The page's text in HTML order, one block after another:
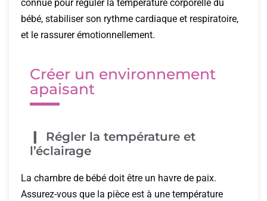
connue pour réguler la température corporelle du
bébé, stabiliser son rythme cardiaque et respiratoire,
et le rassurer émotionnellement.
Créer un environnement
apaisant
Régler la température et
l’éclairage
La chambre de bébé doit être un havre de paix.
Assurez-vous que la pièce est à une température